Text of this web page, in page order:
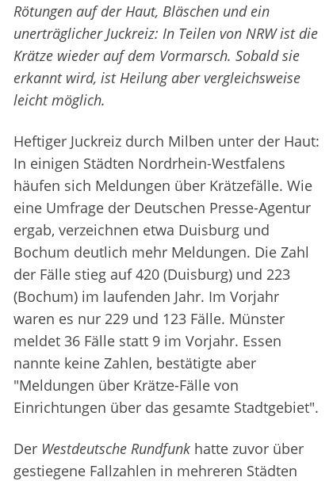
Rötungen auf der Haut, Bläschen und ein
unerträglicher Juckreiz: In Teilen von NRW ist die
Krätze wieder auf dem Vormarsch. Sobald sie
erkannt wird, ist Heilung aber vergleichsweise
leicht möglich.
Heftiger Juckreiz durch Milben unter der Haut:
In einigen Städten Nordrhein-Westfalens
häufen sich Meldungen über Krätzefälle. Wie
eine Umfrage der Deutschen Presse-Agentur
ergab, verzeichnen etwa Duisburg und
Bochum deutlich mehr Meldungen. Die Zahl
der Fälle stieg auf 420 (Duisburg) und 223
(Bochum) im laufenden Jahr. Im Vorjahr
waren es nur 229 und 123 Fälle. Münster
meldet 36 Fälle statt 9 im Vorjahr. Essen
nannte keine Zahlen, bestätigte aber
"Meldungen über Krätze-Fälle von
Einrichtungen über das gesamte Stadtgebiet".
Der Westdeutsche Rundfunk hatte zuvor über
gestiegene Fallzahlen in mehreren Städten